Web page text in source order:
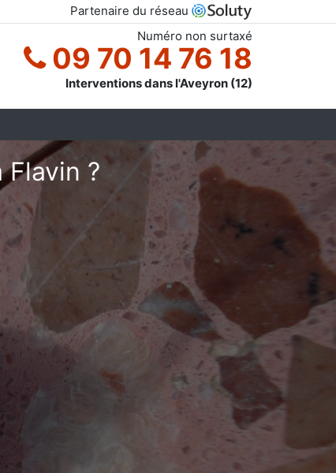
Partenaire du réseau
Numéro non surtaxé
09 70 14 76 18
Interventions dans l'Aveyron (12)
?